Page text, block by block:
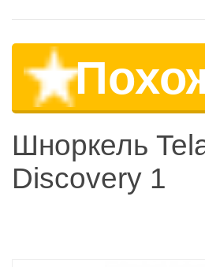
Шноркель
Discovery 1